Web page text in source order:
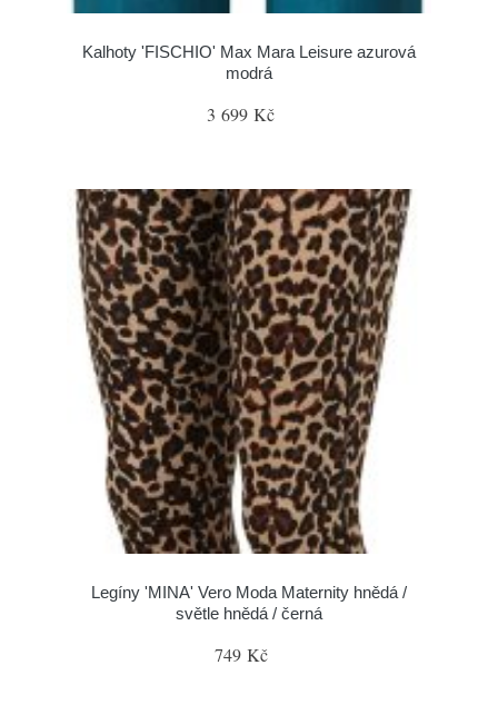
Kalhoty 'FISCHIO' Max Mara Leisure azurová
modrá
3 699 Kč
Legíny 'MINA' Vero Moda Maternity hnědá /
světle hnědá / černá
749 Kč